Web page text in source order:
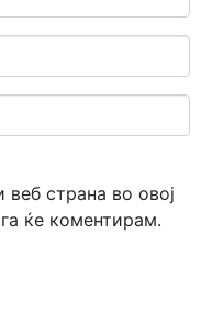
страна во овој
ќе коментирам.